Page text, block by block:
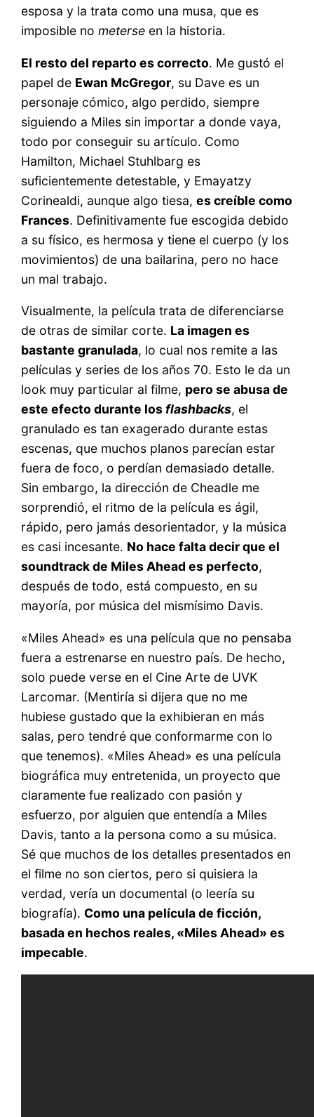
esposa y la trata como una musa, que es
imposible nometerse en la historia.
El resto del reparto es correcto. Me gustó el
papel de Ewan McGregor, su Dave es un
personaje cómico, algo perdido, siempre
siguiendo a Miles sin importar a donde vaya,
todo por conseguir su artículo. Como
Hamilton, Michael Stuhlbarg es
suficientemente detestable, y Emayatzy
Corinealdi, aunque algo tiesa,es creíble como
Frances. Definitivamente fue escogida debido
a su físico, es hermosa y tiene el cuerpo (y los
movimientos) de una bailarina, pero no hace
un mal trabajo.
Visualmente, la película trata de diferenciarse
de otras de similar corte. La imagen es
bastante granulada, lo cual nos remite a las
películas y series de los años 70. Esto le da un
look muy particular al filme, pero se abusa de
este efecto durante los flashbacks, el
granulado es tan exagerado durante estas
escenas, que muchos planos parecían estar
fuera de foco, o perdían demasiado detalle.
Sin embargo, la dirección de Cheadle me
sorprendió, el ritmo de la película es ágil,
rápido, pero jamás desorientador, y la música
es casi incesante. No hace falta decir que el
soundtrack de Miles Ahead es perfecto,
después de todo, está compuesto, en su
mayoría, por música del mismísimo Davis.
«Miles Ahead» es una película que no pensaba
fuera a estrenarse en nuestro país. De hecho,
solo puede verse en el Cine Arte de UVK
Larcomar. (Mentiría si dijera que no me
hubiese gustado que la exhibieran en más
salas, pero tendré que conformarme con lo
que tenemos). «Miles Ahead» es una película
biográfica muy entretenida, un proyecto que
claramente fue realizado con pasión y
esfuerzo, por alguien que entendía a Miles
Davis, tanto a la persona como a su música.
Sé que muchos de los detalles presentados en
el filme no son ciertos, pero si quisiera la
verdad, vería un documental (o leería su
biografía). Como una película de ficción,
basada en hechos reales, «Miles Ahead» es
impecable.